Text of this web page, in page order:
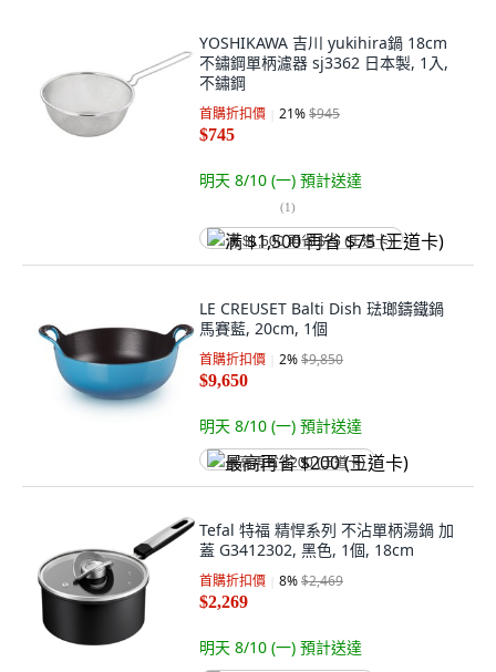
YOSHIKAWA 吉川 yukihira鍋 18cm
不鏽鋼單柄濾器 sj3362 日本製, 1入,
不鏽鋼
首購折扣價 21%$945
$745
明天 8/10 (一) 預計送達
(1)
满 $1,500 再省 $75 (王道卡)
LE CREUSET Balti Dish 琺瑯鑄鐵鍋
馬賽藍, 20cm, 1個
首購折扣價 2%$9,850
$9,650
明天 8/10 (一) 預計送達
最高再省 $200 (王道卡)
Tefal 特福 精悍系列 不沾單柄湯鍋 加
蓋 G3412302, 黑色, 1個, 18cm
首購折扣價 8%$2,469
$2,269
明天 8/10 (一) 預計送達